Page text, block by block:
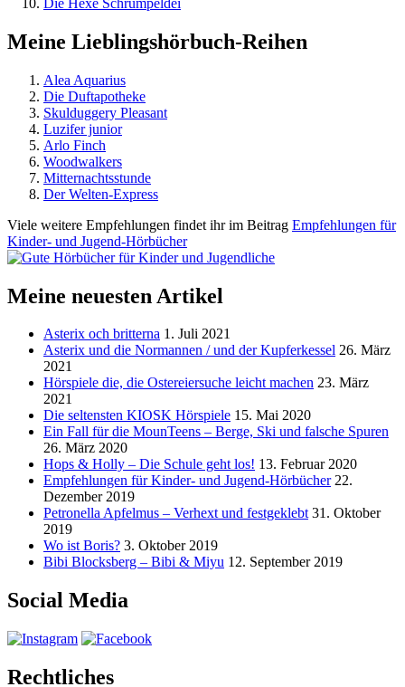
Meine Lieblingshörbuch-Reihen
Alea Aquarius
Die Duftapotheke
Skulduggery Pleasant
Luzifer junior
Arlo Finch
Woodwalkers
Mitternachtsstunde
Der Welten-Express
Viele weitere Empfehlungen findet ihr im Beitrag Empfehlungen für
Kinder- und Jugend-Hörbücher
Meine neuesten Artikel
Asterix och britterna 1. Juli 2021
Asterix und die Normannen / und der Kupferkessel 26. März
2021
Hörspiele die, die Ostereiersuche leicht machen 23. März
2021
Die seltensten KIOSK Hörspiele 15. Mai 2020
Ein Fall für die MounTeens – Berge, Ski und falsche Spuren
26. März 2020
Hops & Holly – Die Schule geht los! 13. Februar 2020
Empfehlungen für Kinder- und Jugend-Hörbücher 22.
Dezember 2019
Petronella Apfelmus – Verhext und festgeklebt 31. Oktober
2019
Wo ist Boris? 3. Oktober 2019
Bibi Blocksberg – Bibi & Miyu 12. September 2019
Social Media
Rechtliches